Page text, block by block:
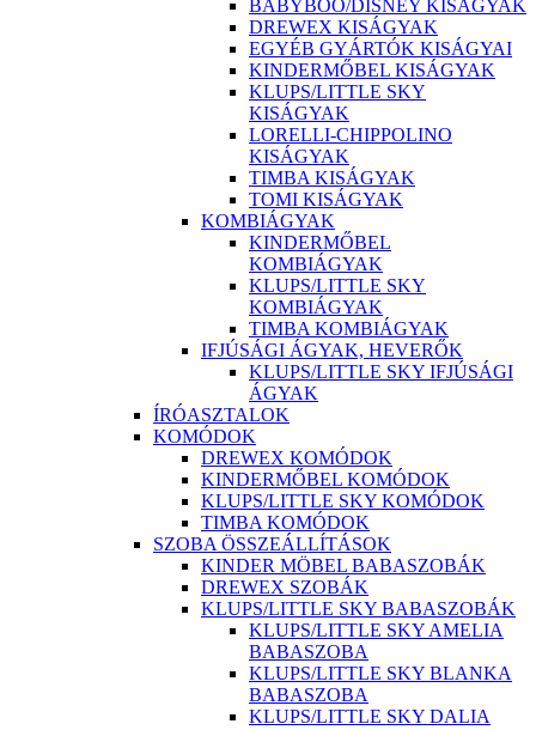
BABYBOO/DISNEY KISÁGYAK
DREWEX KISÁGYAK
EGYÉB GYÁRTÓK KISÁGYAI
KINDERMŐBEL KISÁGYAK
KLUPS/LITTLE SKY
KISÁGYAK
LORELLI-CHIPPOLINO
KISÁGYAK
TIMBA KISÁGYAK
TOMI KISÁGYAK
KOMBIÁGYAK
KINDERMŐBEL
KOMBIÁGYAK
KLUPS/LITTLE SKY
KOMBIÁGYAK
TIMBA KOMBIÁGYAK
IFJÚSÁGI ÁGYAK, HEVERŐK
KLUPS/LITTLE SKY IFJÚSÁGI
ÁGYAK
ÍRÓASZTALOK
KOMÓDOK
DREWEX KOMÓDOK
KINDERMŐBEL KOMÓDOK
KLUPS/LITTLE SKY KOMÓDOK
TIMBA KOMÓDOK
SZOBA ÖSSZEÁLLÍTÁSOK
KINDER MÖBEL BABASZOBÁK
DREWEX SZOBÁK
KLUPS/LITTLE SKY BABASZOBÁK
KLUPS/LITTLE SKY AMELIA
BABASZOBA
KLUPS/LITTLE SKY BLANKA
BABASZOBA
KLUPS/LITTLE SKY DALIA